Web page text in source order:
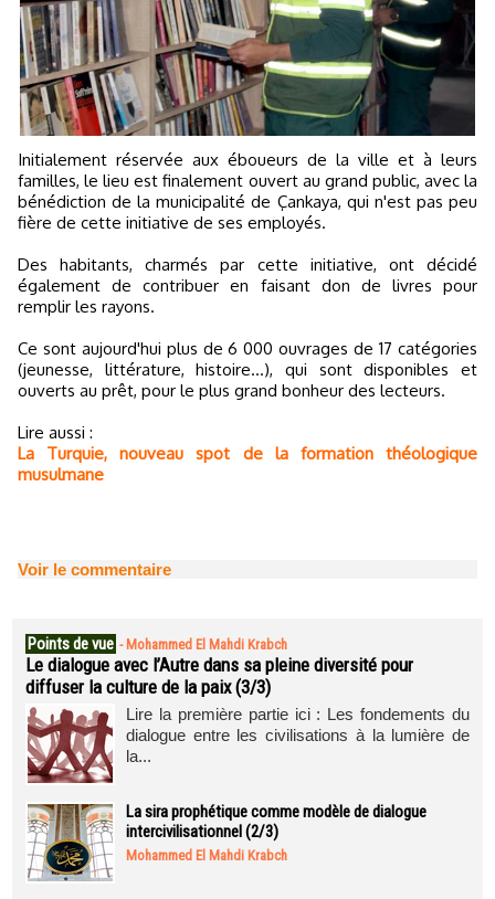
Initialement réservée aux éboueurs de la ville et à leurs
familles, le lieu est finalement ouvert au grand public, avec la
bénédiction de la municipalité de Çankaya, qui n'est pas peu
fière de cette initiative de ses employés.
Des habitants, charmés par cette initiative, ont décidé
également de contribuer en faisant don de livres pour
remplir les rayons.
Ce sont aujourd'hui plus de 6 000 ouvrages de 17 catégories
(jeunesse, littérature, histoire...), qui sont disponibles et
ouverts au prêt, pour le plus grand bonheur des lecteurs.
Lire aussi :
La Turquie, nouveau spot de la formation théologique
musulmane
Voir le commentaire
Points de vue - Mohammed El Mahdi Krabch
Le dialogue avec l’Autre dans sa pleine diversité pour
diffuser la culture de la paix (3/3)
Lire la première partie ici : Les fondements du
dialogue entre les civilisations à la lumière de
la...
La sira prophétique comme modèle de dialogue
intercivilisationnel (2/3)
Mohammed El Mahdi Krabch